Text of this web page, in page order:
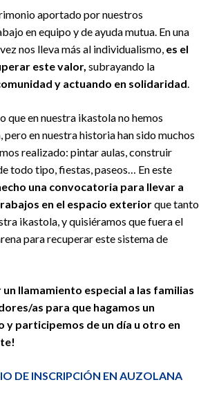
aportado por nuestros
en equipo y de ayuda mutua. En una
nos lleva más al individualismo, es el
este valor, subrayando la
y actuando en solidaridad.
que en nuestra ikastola no hemos
pero en nuestra historia han sido muchos
realizado: pintar aulas, construir
todo tipo, fiestas, paseos… En este
una convocatoria para llevar a
en el espacio exteriorque tanto
ikastola, y quisiéramos que fuera el
para recuperar este sistema de
un llamamiento especial a las familias
as para que hagamos un
y participemos de un día u otro en
DE INSCRIPCIÓN EN AUZOLANA